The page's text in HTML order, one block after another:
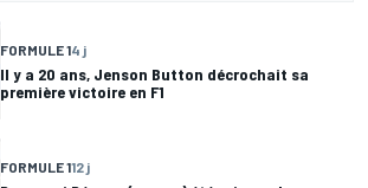
FORMULE 14 j
Il y a 20 ans, Jenson Button décrochait sa
première victoire en F1
FORMULE 112 j